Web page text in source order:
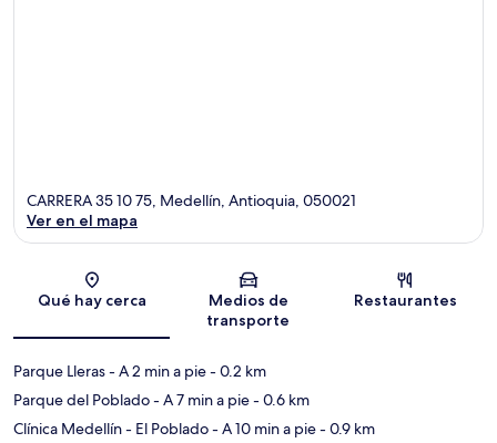
Sección del mapa
CARRERA 35 10 75, Medellín, Antioquia, 050021
Ver en el mapa
Qué hay cerca
Medios de
transporte
Restaurantes
Parque Lleras- A 2 min a pie- 0.2 km
Parque del Poblado- A 7 min a pie- 0.6 km
Clínica Medellín - El Poblado- A 10 min a pie- 0.9 km